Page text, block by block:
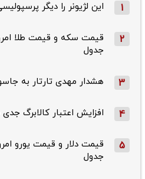
1 این لژیونر را دیگر
2
جدول
3 هشدار مهدی تارتار به
4 افزایش اعتبار کالابرگ
5
جدول